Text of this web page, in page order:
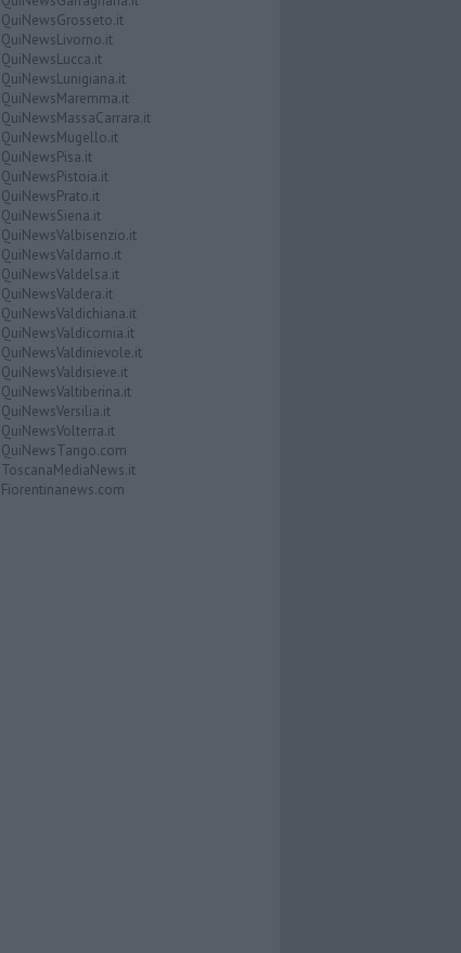
QuiNewsGrosseto.it
QuiNewsLivorno.it
QuiNewsLucca.it
QuiNewsLunigiana.it
QuiNewsMaremma.it
QuiNewsMassaCarrara.it
QuiNewsMugello.it
QuiNewsPisa.it
QuiNewsPistoia.it
QuiNewsPrato.it
QuiNewsSiena.it
QuiNewsValbisenzio.it
QuiNewsValdarno.it
QuiNewsValdelsa.it
QuiNewsValdera.it
QuiNewsValdichiana.it
QuiNewsValdicornia.it
QuiNewsValdinievole.it
QuiNewsValdisieve.it
QuiNewsValtiberina.it
QuiNewsVersilia.it
QuiNewsVolterra.it
QuiNewsTango.com
ToscanaMediaNews.it
Fiorentinanews.com